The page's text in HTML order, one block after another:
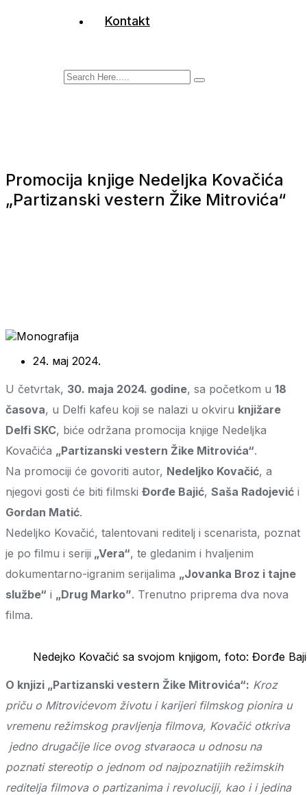
Kontakt
Promocija knjige Nedeljka Kovačića
„Partizanski vestern Žike Mitrovića“
24. мај 2024.
U četvrtak, 30. maja 2024. godine, sa početkom u 18
časova, u Delfi kafeu koji se nalazi u okviru knjižare
Delfi SKC, biće održana promocija knjige Nedeljka
Kovačića „Partizanski vestern Žike Mitrovića“.
Na promociji će govoriti autor, Nedeljko Kovačić, a
njegovi gosti će biti filmski Đorđe Bajić, Saša Radojević i
Gordan Matić.
Nedeljko Kovačić, talentovani reditelj i scenarista, poznat
je po filmu i seriji „Vera“, te gledanim i hvaljenim
dokumentarno-igranim serijalima „Jovanka Broz i tajne
službe“ i „Drug Marko”. Trenutno priprema dva nova
filma.
Nedejko Kovačić sa svojom knjigom, foto: Đorđe
O knjizi „Partizanski vestern Žike Mitrovića“: Kroz
priču o Mitrovićevom životu i karijeri filmskog pionira u
vremenu režimskog pravljenja filmova, Kovačić otkriva
jedno drugačije lice ovog stvaraoca u odnosu na
poznati stereotip o jednom od najpoznatijih režimskih
reditelja filmova o partizanima i revoluciji, kao i i jedina